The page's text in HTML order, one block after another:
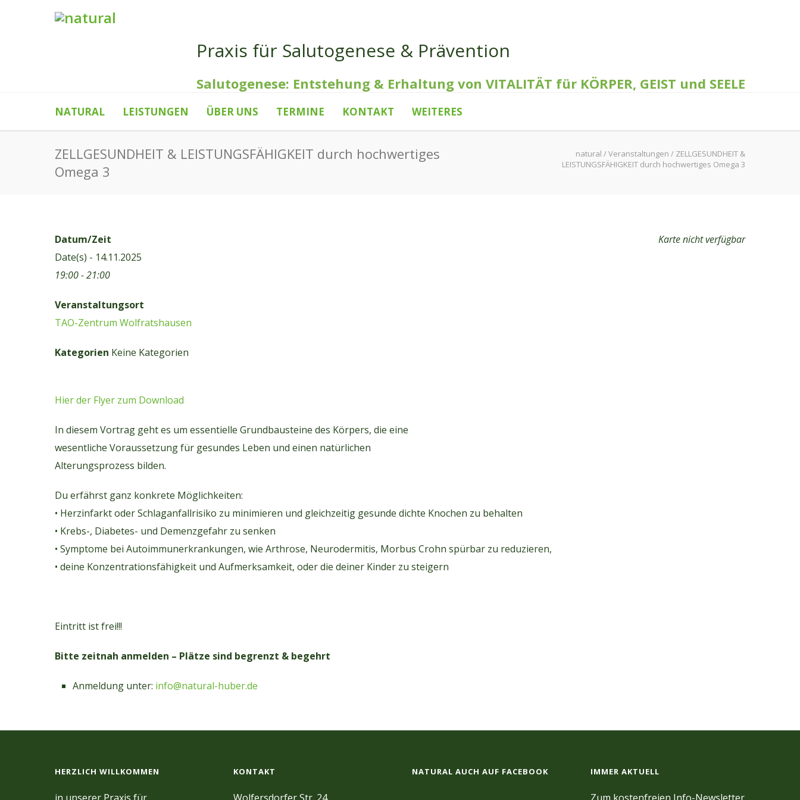
Praxis für Salutogenese & Prävention
Salutogenese: Entstehung & Erhaltung von VITALITÄT für KÖRPER, GEIST und SEELE
NATURAL LEISTUNGEN ÜBER UNS TERMINE KONTAKT WEITERES
ZELLGESUNDHEIT & LEISTUNGSFÄHIGKEIT durch hochwertiges
Omega 3
natural /Veranstaltungen / ZELLGESUNDHEIT &
LEISTUNGSFÄHIGKEIT durch hochwertiges Omega 3
Karte nicht verfügbar
Datum/Zeit
Date(s) - 14.11.2025
19:00 - 21:00
Veranstaltungsort
TAO-Zentrum Wolfratshausen
Kategorien Keine Kategorien
Hier der Flyer zum Download
In diesem Vortrag geht es um essentielle Grundbausteine des Körpers, die eine
wesentliche Voraussetzung für gesundes Leben und einen natürlichen
Alterungsprozess bilden.
Du erfährst ganz konkrete Möglichkeiten:
• Herzinfarkt oder Schlaganfallrisiko zu minimieren und gleichzeitig gesunde dichte Knochen zu behalten
• Krebs-, Diabetes- und Demenzgefahr zu senken
• Symptome bei Autoimmunerkrankungen, wie Arthrose, Neurodermitis, Morbus Crohn spürbar zu reduzieren,
• deine Konzentrationsfähigkeit und Aufmerksamkeit, oder die deiner Kinder zu steigern
Eintritt ist frei!!!
Bitte zeitnah anmelden – Plätze sind begrenzt & begehrt
Anmeldung unter: info@natural-huber.de
HERZLICH WILLKOMMEN KONTAKT NATURAL AUCH AUF FACEBOOK IMMER AKTUELL